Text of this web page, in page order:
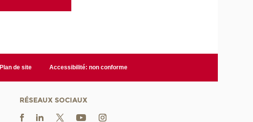
Plan de site Accessibilité: non conforme
RÉSEAUX SOCIAUX